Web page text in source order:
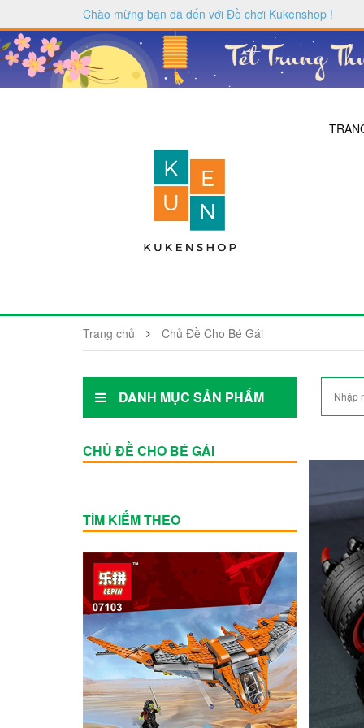
Chào mừng bạn đã đến với Đồ chơi Kukenshop !
Trang chủ Chủ Đề Cho Bé Gái
DANH MỤC SẢN PHẨM
CHỦ ĐỀ CHO BÉ GÁI
TÌM KIẾM THEO